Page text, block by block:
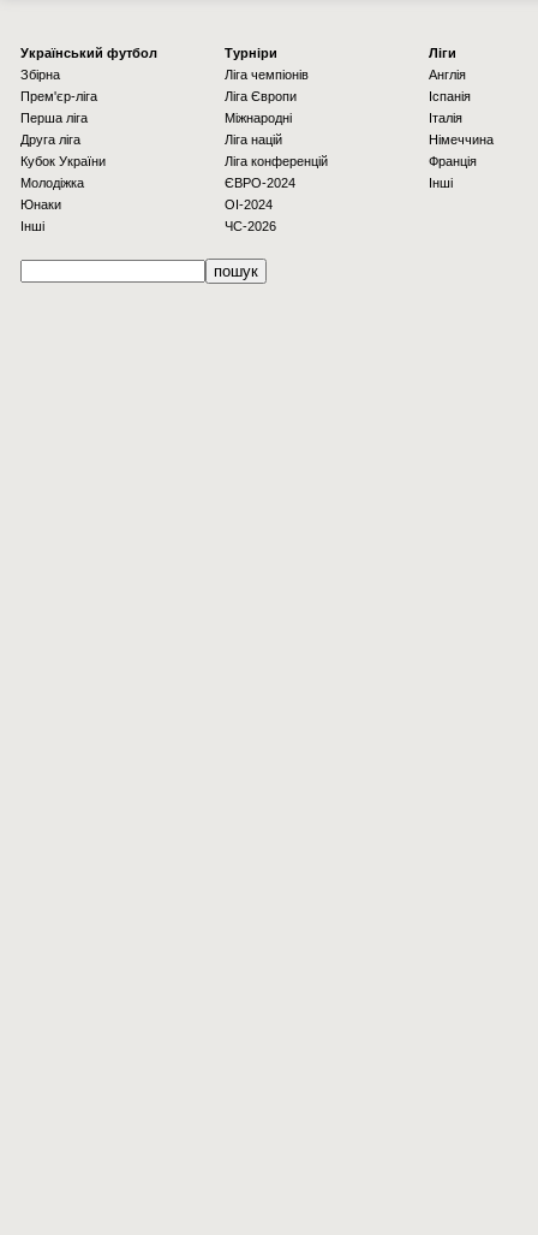
Українcький футбол
Збірна
Прем'єр-ліга
Перша ліга
Друга ліга
Кубок України
Молодіжка
Юнаки
Інші
Турніри
Ліга чемпіонів
Ліга Європи
Міжнародні
Ліга націй
Ліга конференцій
ЄВРО-2024
OI-2024
ЧС-2026
Ліги
Англія
Іспанія
Італія
Німеччина
Франція
Інші